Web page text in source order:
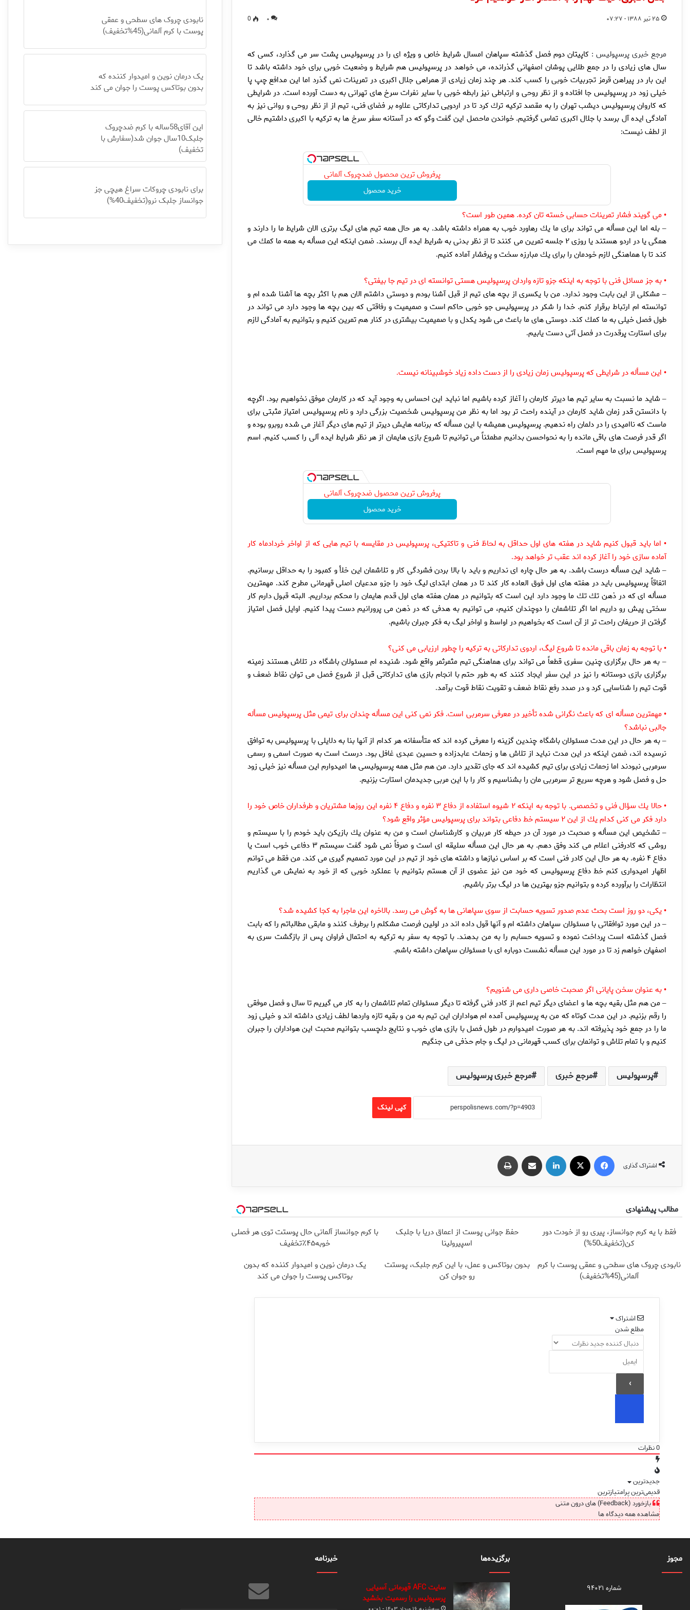
۲۵ تیر ۱۳۸۸ - ۰۷:۲۷ ۰ 0
مرجع خبری پرسپولیس : كاپيتان دوم فصل گذشته سپاهان امسال شرايط خاص و ويژه اى را در پرسپوليس پشت سر مى گذارد، كسى كه
سال هاى زيادى را در جمع طلايى پوشان اصفهانى گذرانده، مى خواهد در پرسپوليس هم شرايط و وضعيت خوبى براى خود داشته باشد تا
اين بار در پيراهن قرمز تجربيات خوبى را كسب كند. هر چند زمان زيادى از همراهى جلال اكبرى در تمرينات نمى گذرد اما اين مدافع چپ پا
خيلى زود در پرسپوليس جا افتاده و از نظر روحى و ارتباطى نيز رابطه خوبى با ساير نفرات سرخ هاى تهرانى به دست آورده است. در شرايطى
كه كاروان پرسپوليس ديشب تهران را به مقصد تركيه ترك كرد تا در اردويى تداركاتى علاوه بر فضاى فنى، تيم از از نظر روحى و روانى نيز به
آمادگى ايده آل برسد با جلال اكبرى تماس گرفتيم. خواندن ماحصل اين گفت وگو كه در آستانه سفر سرخ ها به تركيه با اكبرى داشتيم خالى
از لطف نيست:
پرفروش ترین محصول ضدچروک آلمانی
خرید محصول
• مى گويند فشار تمرينات حسابى خسته تان كرده. همين طور است؟
– بله اما اين مسأله مى تواند براى ما يك رهاورد خوب به همراه داشته باشد. به هر حال همه تيم هاى ليگ برترى الان شرايط ما را دارند و
همگى يا در اردو هستند يا روزى ۲ جلسه تمرين مى كنند تا از نظر بدنى به شرايط ايده آل برسند. ضمن اينكه اين مسأله به همه ما كمك مى
كند تا با هماهنگى لازم خودمان را براى يك مبارزه سخت و پرفشار آماده كنيم.
• به جز مسائل فنى با توجه به اينكه جزو تازه واردان پرسپوليس هستى توانسته اى در تيم جا بيفتى؟
– مشكلى از اين بابت وجود ندارد. من با يكسرى از بچه هاى تيم از قبل آشنا بودم و دوستى داشتم الان هم با اكثر بچه ها آشنا شده ام و
توانسته ام ارتباط برقرار كنم. خدا را شكر در پرسپوليس جو خوبى حاكم است و صميميت و رفاقتى كه بين بچه ها وجود دارد مى تواند در
طول فصل خيلى به ما كمك كند. دوستى هاى ما باعث مى شود يكدل و با صميميت بيشترى در كنار هم تمرين كنيم و بتوانيم به آمادگى لازم
براى استارت پرقدرت در فصل آتى دست يابيم.
• اين مسأله در شرايطى كه پرسپوليس زمان زيادى را از دست داده زياد خوشبينانه نيست.
– شايد ما نسبت به ساير تيم ها ديرتر كارمان را آغاز كرده باشيم اما نبايد اين احساس به وجود آيد كه در كارمان موفق نخواهيم بود. اگرچه
با دانستن قدر زمان شايد كارمان در آينده راحت تر بود اما به نظر من پرسپوليس شخصيت بزرگى دارد و نام پرسپوليس امتياز مثبتى براى
ماست كه نااميدى را در دلمان راه ندهيم. پرسپوليس هميشه با اين مسأله كه برنامه هايش ديرتر از تيم هاى ديگر آغاز مى شده روبرو بوده و
اگر قدر فرصت هاى باقى مانده را به نحواحسن بدانيم مطمئناً مى توانيم تا شروع بازى هايمان از هر نظر شرايط ايده آلى را كسب كنيم. اسم
پرسپوليس براى ما مهم است.
پرفروش ترین محصول ضدچروک آلمانی
خرید محصول
• اما بايد قبول كنيم شايد در هفته هاى اول حداقل به لحاظ فنى و تاكتيكى، پرسپوليس در مقايسه با تيم هايى كه از اواخر خردادماه كار
آماده سازى خود را آغاز كرده اند عقب تر خواهد بود.
– شايد اين مسأله درست باشد. به هر حال چاره اى نداريم و بايد با بالا بردن فشردگى كار و تلاشمان اين خلأ و كمبود را به حداقل برسانيم.
اتفاقاً پرسپوليس بايد در هفته هاى اول فوق العاده كار كند تا در همان ابتداى ليگ خود را جزو مدعيان اصلى قهرمانى مطرح كند. مهمترين
مسأله اى كه در ذهن تك تك ما وجود دارد اين است كه بتوانيم در همان هفته هاى اول قدم هايمان را محكم برداريم. البته قبول دارم كار
سختى پيش رو داريم اما اگر تلاشمان را دوچندان كنيم، مى توانيم به هدفى كه در ذهن مى پرورانيم دست پيدا كنيم. اوايل فصل امتياز
گرفتن از حريفان راحت تر از آن است كه بخواهيم در اواسط و اواخر ليگ به فكر جبران باشيم.
• با توجه به زمان باقى مانده تا شروع ليگ، اردوى تداركاتى به تركيه را چطور ارزيابى مى كنى؟
– به هر حال برگزارى چنين سفرى قطعاً مى تواند براى هماهنگى تيم مثمرثمر واقع شود. شنيده ام مسئولان باشگاه در تلاش هستند زمينه
برگزارى بازى دوستانه را نيز در اين سفر ايجاد كنند كه به طور حتم با انجام بازى هاى تداركاتى قبل از شروع فصل مى توان نقاط ضعف و
قوت تيم را شناسايى كرد و در صدد رفع نقاط ضعف و تقويت نقاط قوت برآمد.
•مهمترين مسأله اى كه باعث نگرانى شده تأخير در معرفى سرمربى است. فكر نمى كنى اين مسأله چندان براى تيمى مثل پرسپوليس مسأله
جالبى نباشد؟
–به هر حال در اين مدت مسئولان باشگاه چندين گزينه را معرفى كرده اند كه متأسفانه هر كدام از آنها بنا به دلايلى با پرسپوليس به توافق
نرسيده اند، ضمن اينكه در اين مدت نبايد از تلاش ها و زحمات عابدزاده و حسين عبدى غافل بود. درست است به صورت اسمى و رسمى
سرمربى نبودند اما زحمات زيادى براى تيم كشيده اند كه جاى تقدير دارد. من هم مثل همه پرسپوليسى ها اميدوارم اين مسأله نيز خيلى زود
حل و فصل شود و هرچه سريع تر سرمربى مان را بشناسيم و كار را با اين مربى جديدمان استارت بزنيم.
•
حالا يك سؤال فنى و تخصصى. با توجه به اينكه ۲ شيوه استفاده از دفاع ۳ نفره و دفاع ۴ نفره اين روزها مشتريان و طرفداران خاص خود را
دارد فكر مى كنى كدام يك از اين ۲ سيستم خط دفاعى بتواند براى پرسپوليس مؤثر واقع شود؟
–تشخيص اين مسأله و صحبت در مورد آن در حيطه كار مربيان و كارشناسان است و من به عنوان يك بازيكن بايد خودم را با سيستم و
روشى كه كادرفنى اعلام مى كند وفق دهم. به هر حال اين مسأله سليقه اى است و صرفاً نمى شود گفت سيستم ۳ دفاعى خوب است يا
دفاع ۴ نفره. به هر حال اين كادر فنى است كه بر اساس نيازها و داشته هاى خود از تيم در اين مورد تصميم گيرى مى كند. من فقط مى توانم
اظهار اميدوارى كنم خط دفاع پرسپوليس كه خود من نيز عضوى از آن هستم بتوانيم با عملكرد خوبى كه از خود به نمايش مى گذاريم
انتظارات را برآورده كرده و بتوانيم جزو بهترين ها در ليگ برتر باشيم.
• يكى، دو روز است بحث عدم صدور تسويه حسابت از سوى سپاهانى ها به گوش مى رسد. بالاخره اين ماجرا به كجا كشيده شد؟
–در اين مورد توافقاتى با مسئولان سپاهان داشته ام و آنها قول داده اند در اولين فرصت مشكلم را برطرف كنند و مابقى مطالباتم را كه بابت
فصل گذشته است پرداخت نموده و تسويه حسابم را به من بدهند. با توجه به سفر به تركيه به احتمال فراوان پس از بازگشت سرى به
اصفهان خواهم زد تا در مورد اين مسأله نشست دوباره اى با مسئولان سپاهان داشته باشم.
• به عنوان سخن پايانى اگر صحبت خاصى دارى مى شنويم؟
–من هم مثل بقيه بچه ها و اعضاى ديگر تيم اعم از كادر فنى گرفته تا ديگر مسئولان تمام تلاشمان را به كار مى گيريم تا سال و فصل موفقى
را رقم بزنيم. در اين مدت كوتاه كه من به پرسپوليس آمده ام هواداران اين تيم به من و بقيه تازه واردها لطف زيادى داشته اند و خيلى زود
ما را در جمع خود پذيرفته اند. به هر صورت اميدوارم در طول فصل با بازى هاى خوب و نتايج دلچسب بتوانيم محبت اين هواداران را جبران
كنيم و با تمام تلاش و توانمان براى كسب قهرمانى در ليگ و جام حذفى مى جنگيم
پرسپولیس مرجع خبری مرجع خبری پرسپولیس
کپی لینک
اشتراک گذاری
فیس بوک لینکدین اشتراک گذاری از طریق ایمیل
مطالب پیشنهادی
فقط با یه کرم جوانساز، پیری رو از خودت دور
کن(تخفیف50%)
حفظ جوانی پوست از اعماق دریا با جلبک
اسپیرولینا
با کرم جوانساز آلمانی حال پوستت توی هر فصلی
خوبه۴۵٪تخفیف
نابودی چروک های سطحی و عمقی پوست با کرم
آلمانی(45%تخفیف)
بدون بوتاکس و عمل، با این کرم جلبک، پوستت
رو جوان کن
یک درمان نوین و امیدوار کننده که بدون
بوتاکس پوست را جوان می کند
اشتراک
مطلع شدن
0نظرات
جدیدترین
قدیمی‌ترینپرامتیازترین
بازخورد (Feedback) های درون متنی
مشاهده همه دیدگاه ها
نابودی چروک های سطحی و عمقی
پوست با کرم آلمانی(45%تخفیف)
یک درمان نوین و امیدوار کننده که
بدون بوتاکس پوست را جوان می کند
این آقای58ساله با کرم ضدچروک
جلبک10سال جوان شد(سفارش با
تخفیف)
برای نابودی چروکات سراغ هیچی جز
جوانساز جلبک نرو(تخفیف40%)
مجوز
شماره ۹۴۰۲۱
برگزیده‌ها
سایت AFC قهرمانی آسیایی
پرسپولیس را رسمیت بخشید
خبرنامه